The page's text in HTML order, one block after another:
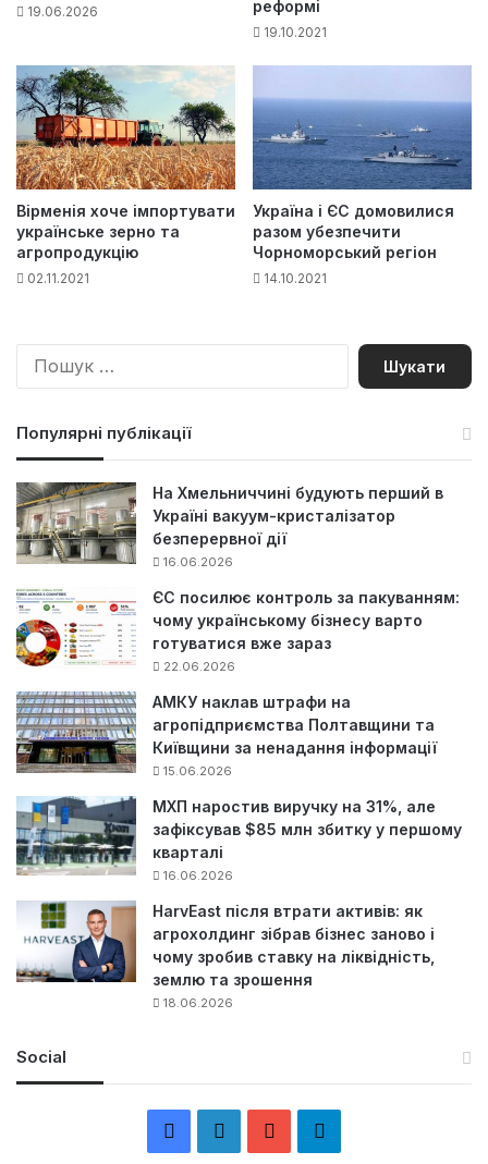
19.06.2026
реформі
19.10.2021
Вірменія хоче імпортувати
українське зерно та
агропродукцію
02.11.2021
Україна і ЄС домовилися
разом убезпечити
Чорноморський регіон
14.10.2021
П
Популярні публікації
На Хмельниччині будують перший в
Україні вакуум-кристалізатор
безперервної дії
16.06.2026
ЄС посилює контроль за пакуванням:
чому українському бізнесу варто
готуватися вже зараз
22.06.2026
АМКУ наклав штрафи на
агропідприємства Полтавщини та
Київщини за ненадання інформації
15.06.2026
МХП наростив виручку на 31%, але
зафіксував $85 млн збитку у першому
кварталі
16.06.2026
HarvEast після втрати активів: як
агрохолдинг зібрав бізнес заново і
чому зробив ставку на ліквідність,
землю та зрошення
18.06.2026
Social